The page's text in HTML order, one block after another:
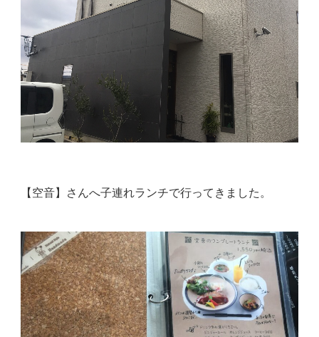
【空音】さんへ子連れランチで行ってきました。